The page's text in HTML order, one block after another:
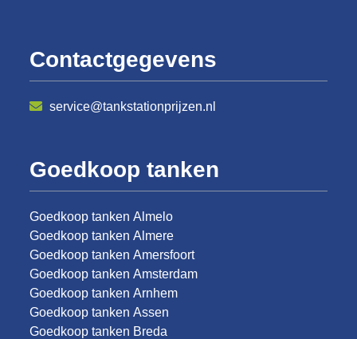
Contactgegevens
service@tankstationprijzen.nl
Goedkoop tanken
Goedkoop tanken Almelo
Goedkoop tanken Almere
Goedkoop tanken Amersfoort
Goedkoop tanken Amsterdam
Goedkoop tanken Arnhem
Goedkoop tanken Assen
Goedkoop tanken Breda